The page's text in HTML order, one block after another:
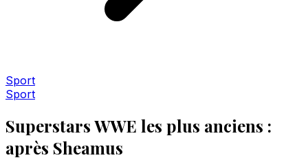
Sport
Sport
Superstars WWE les plus anciens :
après Sheamus